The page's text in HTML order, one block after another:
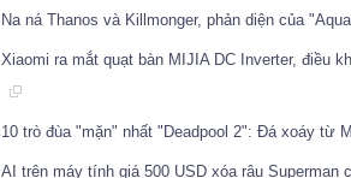
Na ná Thanos và Killmonger, phản diện của
Xiaomi ra mắt quạt bàn MIJIA DC Inverter, điều
10 trò đùa "mặn" nhất "Deadpool 2": Đá xoáy từ
AI trên máy tính giá 500 USD xóa râu